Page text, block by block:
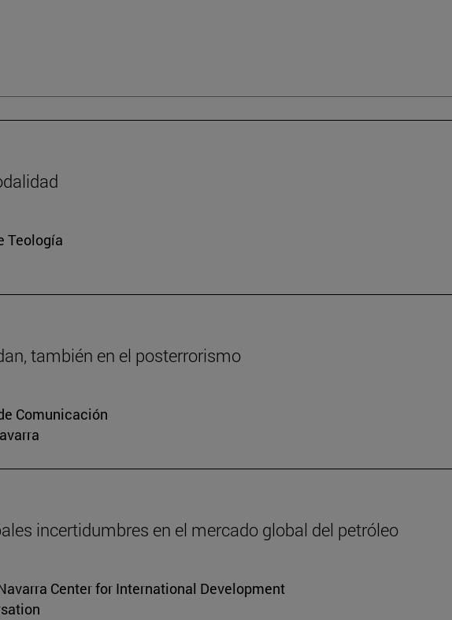
Teología
también en el posterrorismo
Comunicación
incertidumbres en el mercado global del petróleo
Center for International Development